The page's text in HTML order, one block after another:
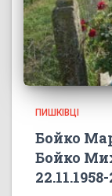
ПИШКІВЦІ
Бойко
Бойко